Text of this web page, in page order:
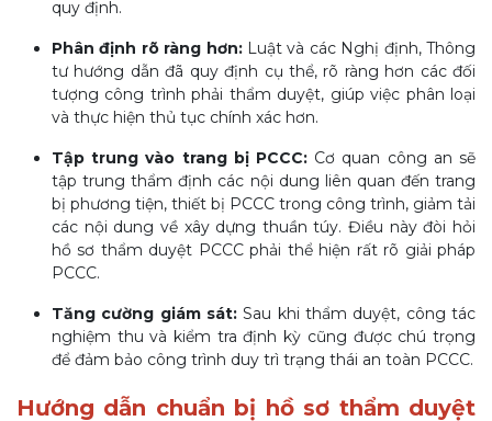
quy định.
Phân định rõ ràng hơn:Luật và các Nghị định, Thông
tư hướng dẫn đã quy định cụ thể, rõ ràng hơn các đối
tượng công trình phải thẩm duyệt, giúp việc phân loại
và thực hiện thủ tục chính xác hơn.
Tập trung vào trang bị PCCC: Cơ quan công an sẽ
tập trung thẩm định các nội dung liên quan đến trang
bị phương tiện, thiết bị PCCC trong công trình, giảm tải
các nội dung về xây dựng thuần túy. Điều này đòi hỏi
hồ sơ thẩm duyệt PCCC phải thể hiện rất rõ giải pháp
PCCC.
Tăng cường giám sát: Sau khi thẩm duyệt, công tác
nghiệm thu và kiểm tra định kỳ cũng được chú trọng
để đảm bảo công trình duy trì trạng thái an toàn PCCC.
Hướng dẫn chuẩn bị hồ sơ thẩm duyệt